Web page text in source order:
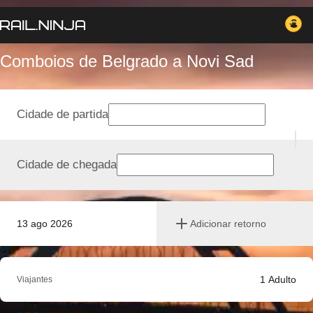
Comboios de Belgrado a Novi Sad
13 ago 2026 Adicionar retorno
Cidade de partida
Cidade de chegada
Viajantes 1 Adulto